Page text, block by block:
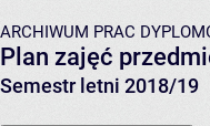
ARCHIWUM PRAC
Plan zajęć
Semestr letni 2018/19